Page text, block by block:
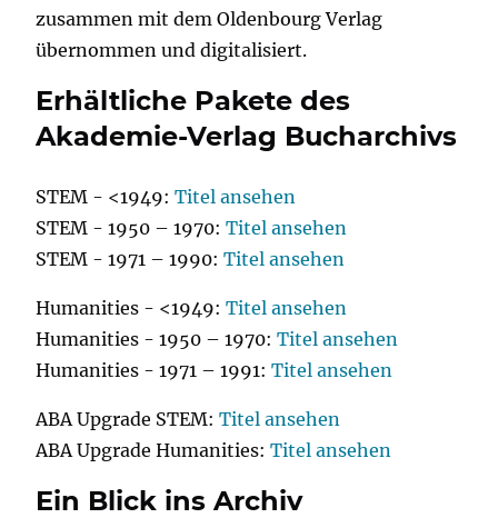
zusammen mit dem Oldenbourg Verlag
übernommen und digitalisiert.
Erhältliche Pakete des
Akademie-Verlag Bucharchivs
STEM - <1949: Titel ansehen
STEM - 1950 – 1970: Titel ansehen
STEM - 1971 – 1990: Titel ansehen
Humanities - <1949: Titel ansehen
Humanities - 1950 – 1970: Titel ansehen
Humanities - 1971 – 1991: Titel ansehen
ABA Upgrade STEM: Titel ansehen
ABA Upgrade Humanities: Titel ansehen
Ein Blick ins Archiv